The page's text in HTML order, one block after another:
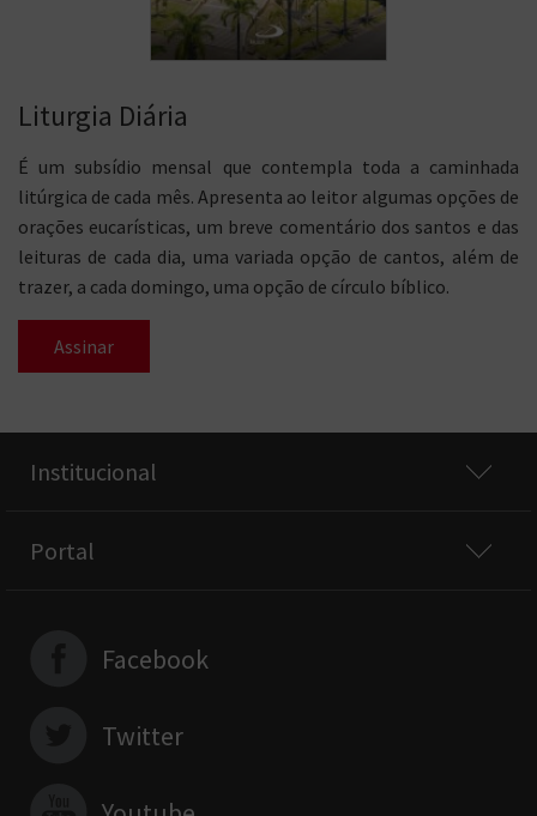
Liturgia Diária
É um subsídio mensal que contempla toda a caminhada
litúrgica de cada mês. Apresenta ao leitor algumas opções de
orações eucarísticas, um breve comentário dos santos e das
leituras de cada dia, uma variada opção de cantos, além de
trazer, a cada domingo, uma opção de círculo bíblico.
Assinar
Institucional
Portal
Facebook
Twitter